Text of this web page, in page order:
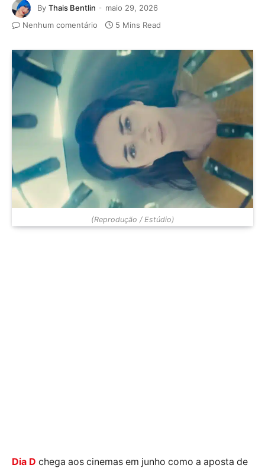
By Thais Bentlin
maio 29, 2026
Nenhum comentário
5 Mins Read
(Reprodução / Estúdio)
Dia D chega aos cinemas em junho como a aposta de